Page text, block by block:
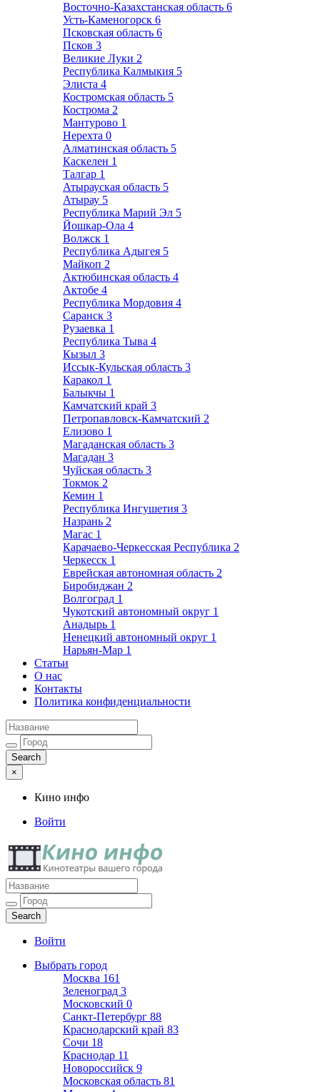
Восточно-Казахстанская область 6
Усть-Каменогорск 6
Псковская область 6
Псков 3
Великие Луки 2
Республика Калмыкия 5
Элиста 4
Костромская область 5
Кострома 2
Мантурово 1
Нерехта 0
Алматинская область 5
Каскелен 1
Талгар 1
Атырауская область 5
Атырау 5
Республика Марий Эл 5
Йошкар-Ола 4
Волжск 1
Республика Адыгея 5
Майкоп 2
Актюбинская область 4
Актобе 4
Республика Мордовия 4
Саранск 3
Рузаевка 1
Республика Тыва 4
Кызыл 3
Иссык-Кульская область 3
Каракол 1
Балыкчы 1
Камчатский край 3
Петропавловск-Камчатский 2
Елизово 1
Магаданская область 3
Магадан 3
Чуйская область 3
Токмок 2
Кемин 1
Республика Ингушетия 3
Назрань 2
Магас 1
Карачаево-Черкесская Республика 2
Черкесск 1
Еврейская автономная область 2
Биробиджан 2
Волгоград 1
Чукотский автономный округ 1
Анадырь 1
Ненецкий автономный округ 1
Нарьян-Мар 1
Статьи
О нас
Контакты
Политика конфиденциальности
×
Кино инфо
Войти
Кино инфо
Кинотеатры вашего города
Войти
Выбрать город
Москва 161
Зеленоград 3
Московский 0
Санкт-Петербург 88
Краснодарский край 83
Сочи 18
Краснодар 11
Новороссийск 9
Московская область 81